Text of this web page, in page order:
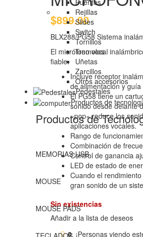
Rejillas
Slides
Switch
Tornillos
Tremolos
Uñetas
Zarcillos
Otros accesorios
Pedestales
Productos de
Productos de
MEMORIAS USB
MOUSE
MOUSE PADS
$899.00
BLX288/PG58 Sistema
El micrófono vocal
fiable.
Incluye receptor
de alimentación y
El PG58 tiene un
sonido desde delante
«pop» reduce los
aplicaciones vocales.
Rango de
Combinación de
Control de ganancia
LED de estado de
Cuando el
gran sonido de un
Sin existencias
Añadir a la lista de deseos
0 ¡Personas viendo